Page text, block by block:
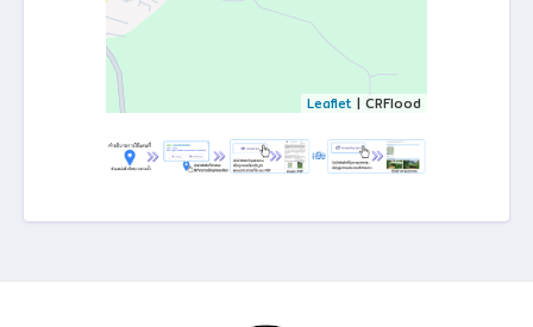
Leaflet | CRFlood